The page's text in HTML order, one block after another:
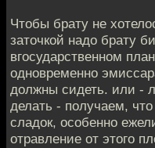
Чтобы брату не
заточкой надо брату
вгосударственном
одновременно
должны сидеть. или -
делать - получаем,
сладок, особенно
отравление от этого